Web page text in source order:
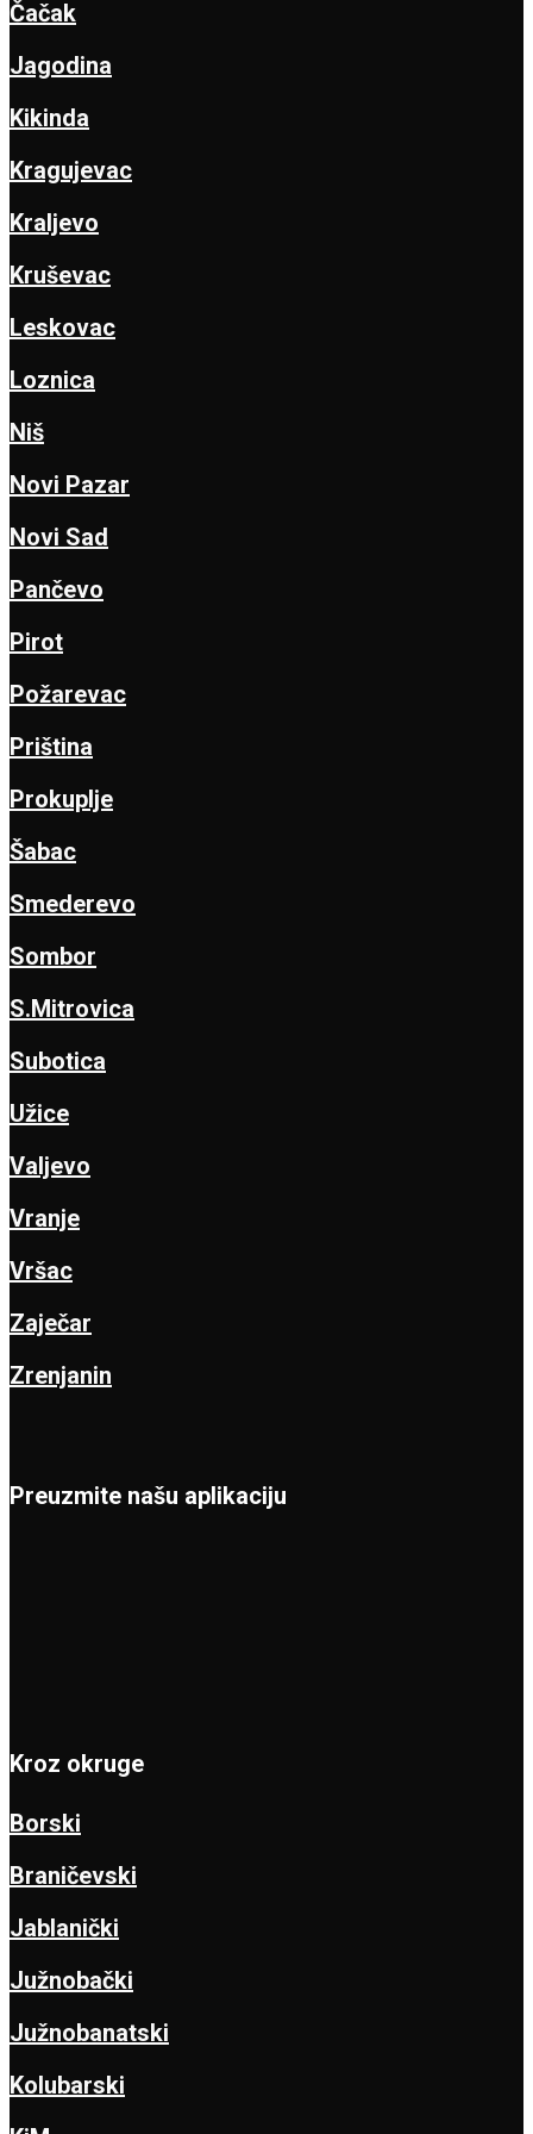
Čačak
Jagodina
Kikinda
Kragujevac
Kraljevo
Kruševac
Leskovac
Loznica
Niš
Novi Pazar
Novi Sad
Pančevo
Pirot
Požarevac
Priština
Prokuplje
Šabac
Smederevo
Sombor
S.Mitrovica
Subotica
Užice
Valjevo
Vranje
Vršac
Zaječar
Zrenjanin
Preuzmite našu aplikaciju
Kroz okruge
Borski
Braničevski
Jablanički
Južnobački
Južnobanatski
Kolubarski